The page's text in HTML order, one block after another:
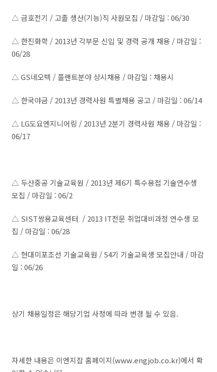
△ 금호전기 / 고졸 생산(기능)직 사원모집 / 마감일 : 06/30
△ 한진화학 / 2013년 각부문 신입 및 경력 공개 채용 / 마감일 :
06/28
△ GS네오텍 / 플랜트분야 상시채용 / 마감일 : 채용시
△ 한국야금 / 2013년 경력사원 특별채용 공고 / 마감일 : 06/14
△ LG도요엔지니어링 / 2013년 2분기 경력사원 채용 / 마감일 :
06/17
△ 두산중공 기술교육원 / 2013년 제6기 특수용접 기술연수생
모집 / 마감일 : 06/2
△ SIST쌍용교육센터 / 2013 IT전문 취업대비과정 연수생 모
집 / 마감일 : 06/28
△ 현대미포조선 기술교육원 / 54기 기술교육생 모집안내 / 마감
일 : 06/26
상기 채용일정은 해당기업 사정에 따라 변경 될 수 있음.
자세한 내용은 이엔지잡 홈페이지(www.engjob.co.kr)에서 확